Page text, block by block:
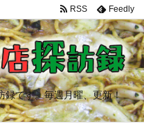
録です。毎週月曜、更新！
RSS Feedly